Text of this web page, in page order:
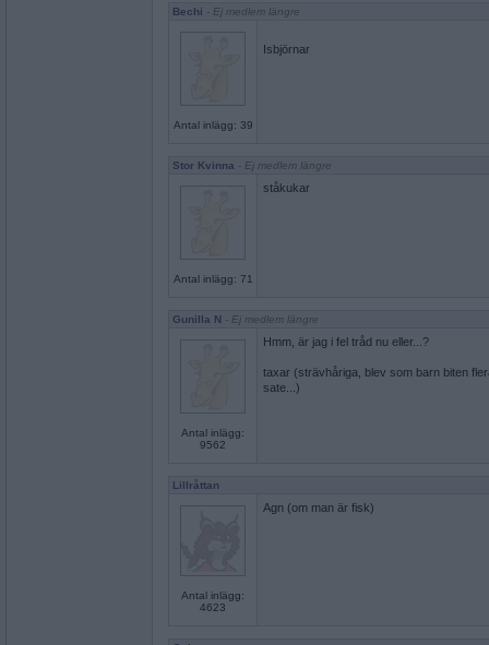
Bechi - Ej medlem längre
Antal inlägg: 39
Isbjörnar
Stor Kvinna - Ej medlem längre
Antal inlägg: 71
ståkukar
Gunilla N - Ej medlem längre
Antal inlägg:
9562
Hmm, är jag i fel tråd nu eller...?
taxar (strävhåriga, blev som barn biten
sate...)
Lillråttan
Antal inlägg:
4623
Agn (om man är fisk)